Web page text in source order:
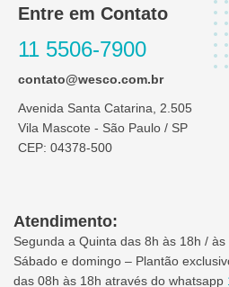
Entre em Contato
11 5506-7900
contato@wesco.com.br
Avenida Santa Catarina, 2.505
Vila Mascote - São Paulo / SP
CEP: 04378-500
Atendimento:
Segunda a Quinta das 8h às 18h /
Sábado e domingo – Plantão
das 08h às 18h através do whatsapp